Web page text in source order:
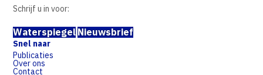
Schrijf u in voor:
Waterspiegel Nieuwsbrief
Snel naar
Publicaties
Over ons
Contact